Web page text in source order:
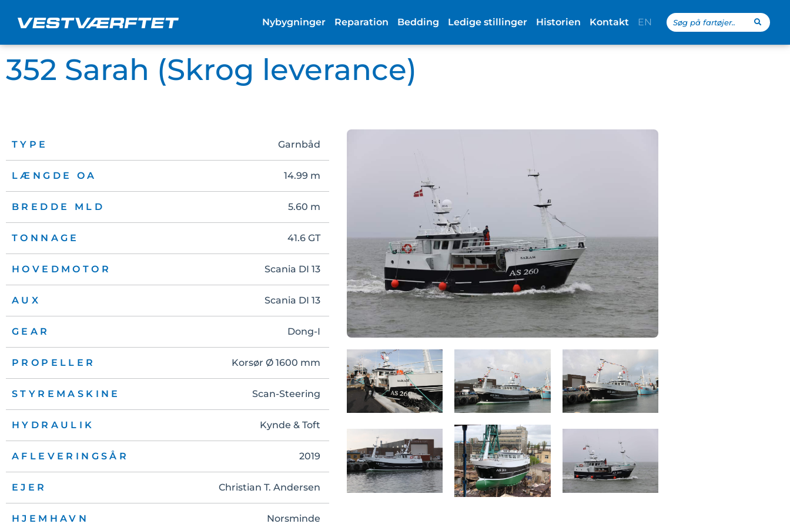
Nybygninger Reparation Bedding Ledige stillinger Historien Kontakt EN
Search
...
352 Sarah (Skrog leverance)
TYPE Garnbåd
LÆNGDE OA 14.99 m
BREDDE MLD 5.60 m
TONNAGE 41.6 GT
HOVEDMOTOR Scania DI 13
AUX Scania DI 13
GEAR Dong-I
PROPELLER Korsør Ø 1600 mm
STYREMASKINE Scan-Steering
HYDRAULIK Kynde & Toft
AFLEVERINGSÅR 2019
EJER Christian T. Andersen
HJEMHAVN Norsminde